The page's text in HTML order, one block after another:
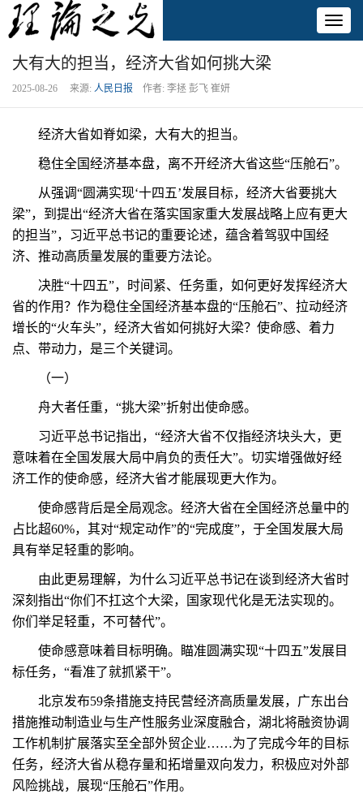
大有大的担当，经济大省如何挑大梁
2025-08-26 来源: 人民日报 作者: 李拯 彭飞 崔妍
经济大省如脊如梁，大有大的担当。
稳住全国经济基本盘，离不开经济大省这些“压舱石”。
从强调“圆满实现‘十四五’发展目标，经济大省要挑大
梁”，到提出“经济大省在落实国家重大发展战略上应有更大
的担当”，习近平总书记的重要论述，蕴含着驾驭中国经
济、推动高质量发展的重要方法论。
决胜“十四五”，时间紧、任务重，如何更好发挥经济大
省的作用？作为稳住全国经济基本盘的“压舱石”、拉动经济
增长的“火车头”，经济大省如何挑好大梁？使命感、着力
点、带动力，是三个关键词。
（一）
舟大者任重，“挑大梁”折射出使命感。
习近平总书记指出，“经济大省不仅指经济块头大，更
意味着在全国发展大局中肩负的责任大”。切实增强做好经
济工作的使命感，经济大省才能展现更大作为。
使命感背后是全局观念。经济大省在全国经济总量中的
占比超60%，其对“规定动作”的“完成度”，于全国发展大局
具有举足轻重的影响。
由此更易理解，为什么习近平总书记在谈到经济大省时
深刻指出“你们不扛这个大梁，国家现代化是无法实现的。
你们举足轻重，不可替代”。
使命感意味着目标明确。瞄准圆满实现“十四五”发展目
标任务，“看准了就抓紧干”。
北京发布59条措施支持民营经济高质量发展，广东出台
措施推动制造业与生产性服务业深度融合，湖北将融资协调
工作机制扩展落实至全部外贸企业……为了完成今年的目标
任务，经济大省从稳存量和拓增量双向发力，积极应对外部
风险挑战，展现“压舱石”作用。